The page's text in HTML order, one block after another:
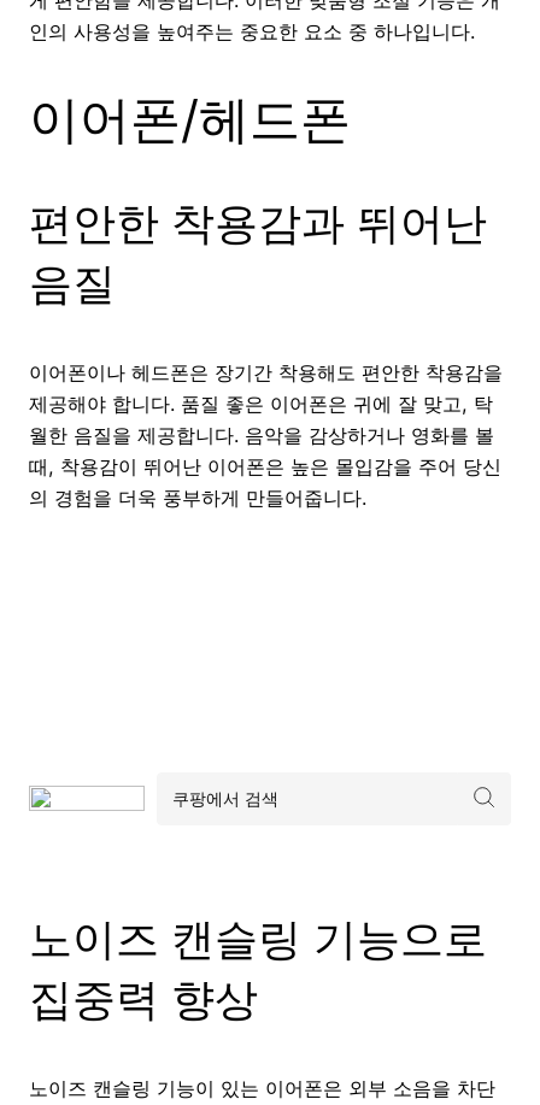
인의 사용성을 높여주는 중요한 요소 중 하나입니다.
이어폰/헤드폰
편안한 착용감과 뛰어난
음질
이어폰이나 헤드폰은 장기간 착용해도 편안한 착용감을
제공해야 합니다. 품질 좋은 이어폰은 귀에 잘 맞고, 탁
월한 음질을 제공합니다. 음악을 감상하거나 영화를 볼
때, 착용감이 뛰어난 이어폰은 높은 몰입감을 주어 당신
의 경험을 더욱 풍부하게 만들어줍니다.
노이즈 캔슬링 기능으로
집중력 향상
노이즈 캔슬링 기능이 있는 이어폰은 외부 소음을 차단